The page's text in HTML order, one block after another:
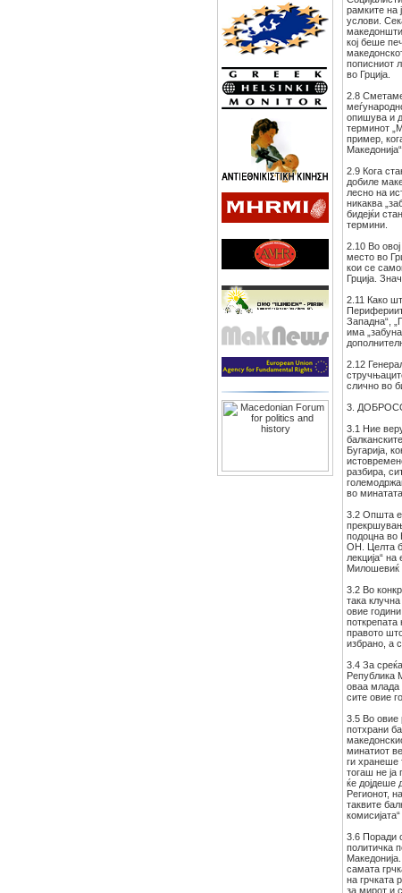
рамките на
услови.
кој беше
пописниот
во Грција.
2.8 Сметаме
опишува и
терминот
пример,
2.9 Кога
добиле
лесно на
никаква
бидејќи
термини.
2.10 Во
место во
кои се
Грција.
2.11 Како
Западна“,
има
2.12
слично во
3.
3.1 Ние
Бугарија,
разбира,
во
3.2 Општа е
подоцна во
ОН. Целта
лекција“
Милошевиќ
3.2 Во
така
овие
правото
избрано, а
3.4 За
Република
оваа млада
сите овие
3.5 Во овие
потхрани
минатиот
ги хранеше
тогаш не
ќе дојдеше
Регионот,
таквите
3.6 Поради
политичка
самата
на грчката
за мирот и